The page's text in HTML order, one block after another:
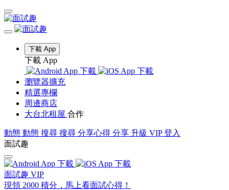
下載 App
下載 App
瀏覽器擴充
精選專欄
周邊商店
大台北租屋 合作
動態 動態 搜尋 搜尋 分享心得 分享 升級 VIP 登入
面試趣
面試趣 VIP
現領 2000 積分，馬上看面試心得！